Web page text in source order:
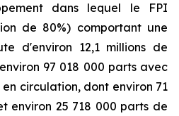
dans lequel le FPI
de 80%) comportant une
d'environ 12,1 millions de
97 018 000 parts avec
circulation, dont environ 71
environ 25 718 000 parts de